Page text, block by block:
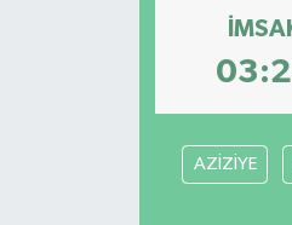
AZİZİYE